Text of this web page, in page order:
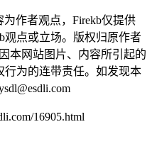
作者观点，Firekb仅提供
观点或立场。版权归原作者
本网站图片、内容所引起的
行为的连带责任。如发现本
16905.html